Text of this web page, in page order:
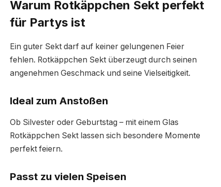
Warum Rotkäppchen Sekt perfekt
für Partys ist
Ein guter Sekt darf auf keiner gelungenen Feier
fehlen. Rotkäppchen Sekt überzeugt durch seinen
angenehmen Geschmack und seine Vielseitigkeit.
Ideal zum Anstoßen
Ob Silvester oder Geburtstag – mit einem Glas
Rotkäppchen Sekt lassen sich besondere Momente
perfekt feiern.
Passt zu vielen Speisen